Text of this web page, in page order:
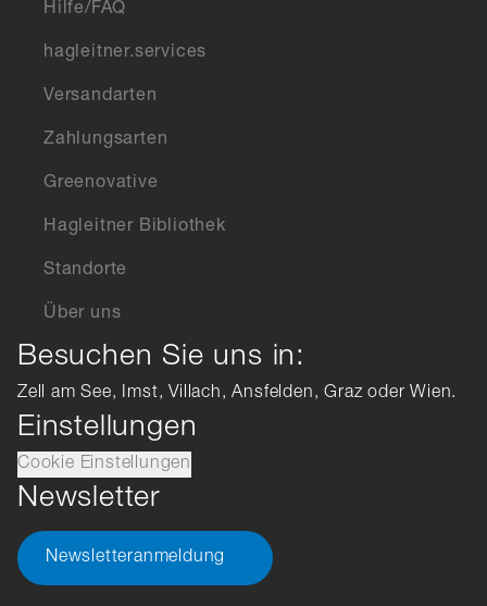
Hilfe/FAQ
hagleitner.services
Versandarten
Zahlungsarten
Greenovative
Hagleitner Bibliothek
Standorte
Über uns
Besuchen Sie uns in:
Zell am See, Imst, Villach, Ansfelden, Graz oder Wien.
Einstellungen
Cookie Einstellungen
Newsletter
Newsletteranmeldung